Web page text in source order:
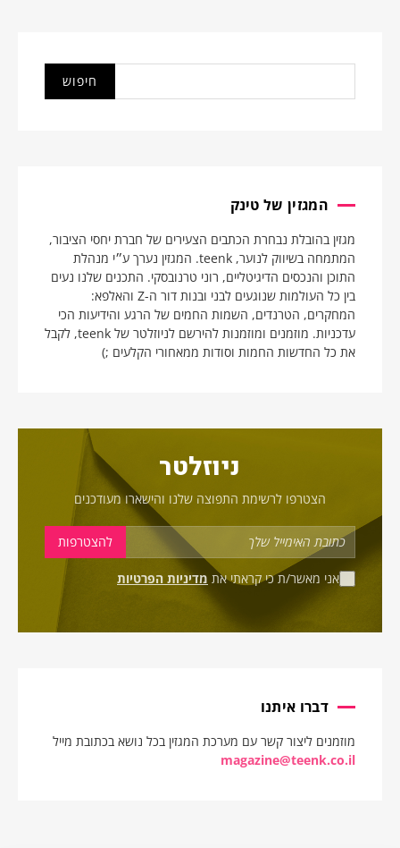
המגזין של טינק
מגזין בהובלת נבחרת הכתבים הצעירים של חברת יחסי הציבור,
המתמחה בשיווק לנוער, teenk. המגזין נערך ע״י מנהלת
התוכן והנכסים הדיגיטליים, רוני טרנובסקי. התכנים שלנו נעים
בין כל העולמות שנוגעים לבני ובנות דור ה-Z והאלפא:
המחקרים, הטרנדים, השמות החמים של הרגע והידיעות הכי
עדכניות. מוזמנים ומוזמנות להירשם לניוזלטר של teenk, לקבל
את כל החדשות החמות וסודות ממאחורי הקלעים ;)
ניוזלטר
הצטרפו לרשימת התפוצה שלנו והישארו מעודכנים
אני מאשר/ת כי קראתי את מדיניות הפרטיות
דברו איתנו
מוזמנים ליצור קשר עם מערכת המגזין בכל נושא בכתובת מייל
magazine@teenk.co.il